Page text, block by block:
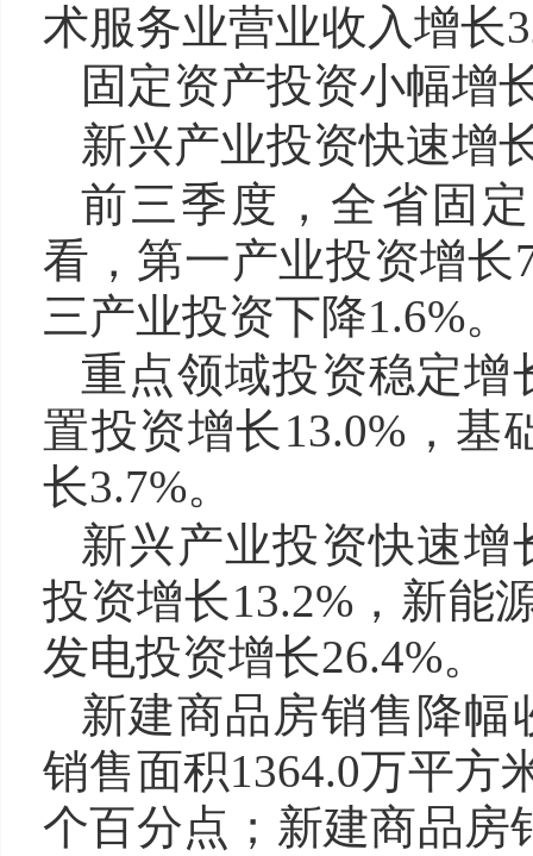
术服务业营业收入增长
固定资产投资小幅增
新兴产业投资快速增
前三季度，全省固
看，第一产业投资增长
三产业投资下降1.6%。
重点领域投资稳定增
置投资增长13.0%，基
长3.7%。
新兴产业投资快速
投资增长13.2%，新能
发电投资增长26.4%。
新建商品房销售降
销售面积1364.0万平方
个百分点；新建商品房